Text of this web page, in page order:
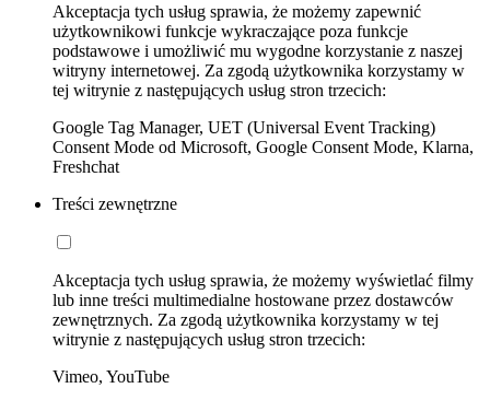
Akceptacja tych usług sprawia, że możemy zapewnić
użytkownikowi funkcje wykraczające poza funkcje
podstawowe i umożliwić mu wygodne korzystanie z naszej
witryny internetowej. Za zgodą użytkownika korzystamy w
tej witrynie z następujących usług stron trzecich:
Google Tag Manager, UET (Universal Event Tracking)
Consent Mode od Microsoft, Google Consent Mode, Klarna,
Freshchat
Treści zewnętrzne
Akceptacja tych usług sprawia, że możemy wyświetlać filmy
lub inne treści multimedialne hostowane przez dostawców
zewnętrznych. Za zgodą użytkownika korzystamy w tej
witrynie z następujących usług stron trzecich:
Vimeo, YouTube